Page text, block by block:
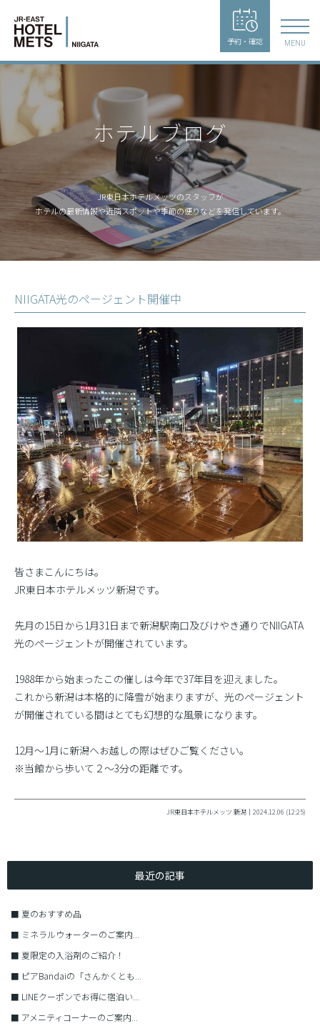
予約・確認 MENU
ホテルブログ
JR東日本ホテルメッツのスタッフが
ホテルの最新情報や近隣スポットや季節の便りなどを発信しています。
NIIGATA光のページェント開催中
皆さまこんにちは。
JR東日本ホテルメッツ新潟です。
先月の15日から1月31日まで新潟駅南口及びけやき通りでNIIGATA
光のページェントが開催されています。
1988年から始まったこの催しは今年で37年目を迎えました。
これから新潟は本格的に降雪が始まりますが、光のページェント
が開催されている間はとても幻想的な風景になります。
12月〜1月に新潟へお越しの際はぜひご覧ください。
※当館から歩いて２〜3分の距離です。
JR東日本ホテルメッツ 新潟｜2024.12.06 (12:25)
最近の記事
■ 夏のおすすめ品
■ ミネラルウォーターのご案内...
■ 夏限定の入浴剤のご紹介！
■ ピアBandaiの「さんかくとも...
■ LINEクーポンでお得に宿泊い...
■ アメニティコーナーのご案内...